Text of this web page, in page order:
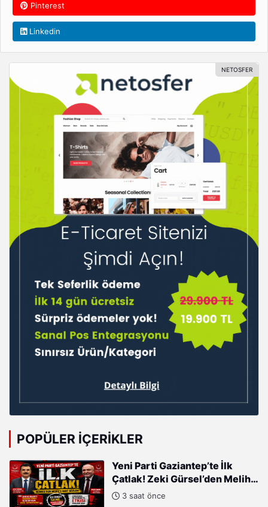
Pinterest
Linkedin
POPÜLER İÇERIKLER
Yeni Parti Gaziantep’te İlk
Çatlak! Zeki Gürsel’den Melih
Meriç’e Sert Tepki
3 saat önce